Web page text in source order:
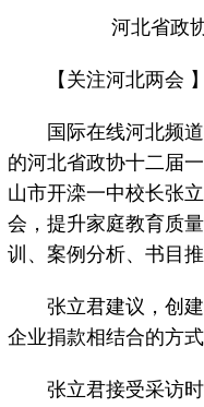
河北省政
【关注河北两会 】
国际在线河北频道
的河北省政协十二届
山市开滦一中校长张
会，提升家庭教育质
训、案例分析、书目
张立君建议，创建
企业捐款相结合的方式
张立君接受采访时